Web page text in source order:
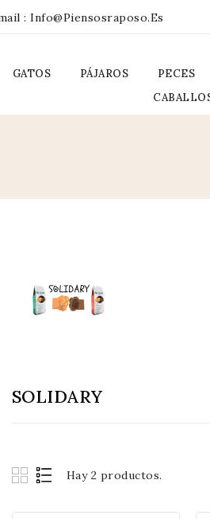
: Info@piensosraposo.es
GATOS PÁJAROS PECES
SOLIDARY
Hay 2 productos.